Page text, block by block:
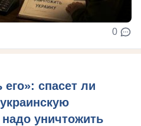
0
спасет ли
уничтожить